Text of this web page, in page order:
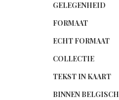
GELEGENHEID
FORMAAT
ECHT FORMAAT
COLLECTIE
TEKST IN KAART
BINNEN BELGISCH